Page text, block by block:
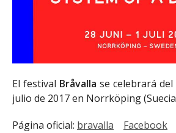
El festival Bråvalla se celebrará
julio de 2017 en Norrköping
Página oficial: bravalla Facebook